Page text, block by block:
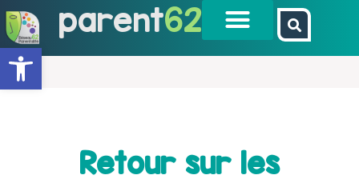
Ouvrir la barre d’outils
parent62
Retour sur les